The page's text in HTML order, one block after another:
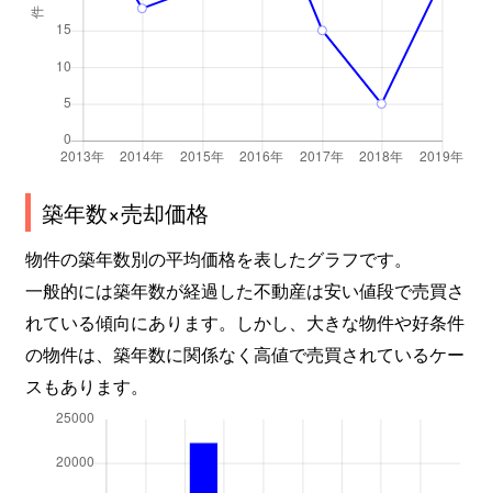
築年数×売却価格
物件の築年数別の平均価格を表したグラフです。
一般的には築年数が経過した不動産は安い値段で売買さ
れている傾向にあります。しかし、大きな物件や好条件
の物件は、築年数に関係なく高値で売買されているケー
スもあります。